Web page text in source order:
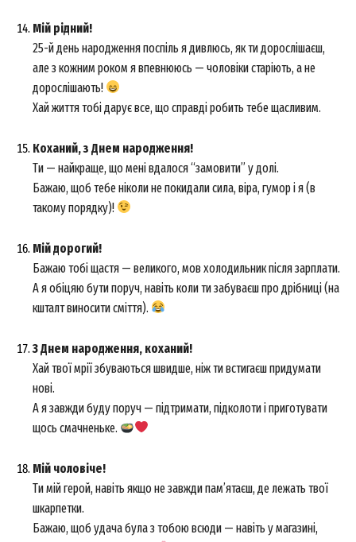
Мій рідний!
25-й день народження поспіль я дивлюсь, як ти дорослішаєш,
але з кожним роком я впевнююсь — чоловіки старіють, а не
дорослішають!
Хай життя тобі дарує все, що справді робить тебе щасливим.
Коханий, з Днем народження!
Ти — найкраще, що мені вдалося “замовити” у долі.
Бажаю, щоб тебе ніколи не покидали сила, віра, гумор і я (в
такому порядку)!
Мій дорогий!
Бажаю тобі щастя — великого, мов холодильник після зарплати.
А я обіцяю бути поруч, навіть коли ти забуваєш про дрібниці (на
кшталт виносити сміття).
З Днем народження, коханий!
Хай твої мрії збуваються швидше, ніж ти встигаєш придумати
нові.
А я завжди буду поруч — підтримати, підколоти і приготувати
щось смачненьке.
Мій чоловіче!
Ти мій герой, навіть якщо не завжди пам’ятаєш, де лежать твої
шкарпетки.
Бажаю, щоб удача була з тобою всюди — навіть у магазині,